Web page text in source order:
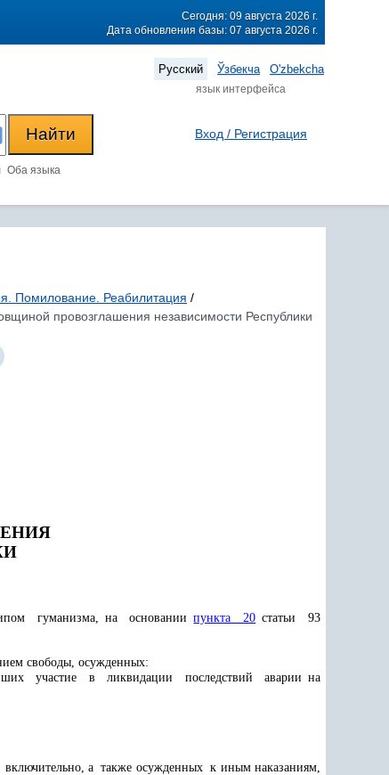
Сегодня: 09 августа 2026 г.
Дата обновления базы: 07 августа 2026 г.
Русский Ўзбекча O'zbekcha
язык интерфейса
Оба языка
Вход / Регистрация
Помилование. Реабилитация /
провозглашения независимости Республики
гуманизма, на основаниипункта 20 статьи 93
свободы, осужденных:
участие в ликвидации последствий аварии на
а также осужденных к иным наказаниям,